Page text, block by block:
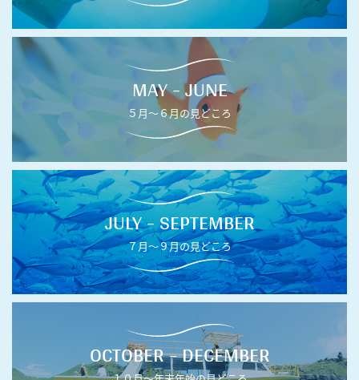
MAY - JUNE
５月〜６月の見どころ
JULY - SEPTEMBER
７月〜９月の見どころ
OCTOBER - DECEMBER